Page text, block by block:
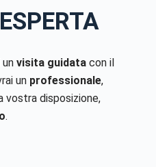
visita guidatacon il
un professionale,
vostra disposizione,
.